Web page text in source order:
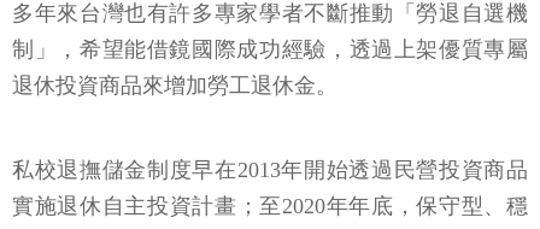
多年來台灣也有許多專家學者不斷推動「勞退自選機
制」，希望能借鏡國際成功經驗，透過上架優質專屬
退休投資商品來增加勞工退休金。
私校退撫儲金制度早在2013年開始透過民營投資商品
實施退休自主投資計畫；至2020年年底，保守型、穩